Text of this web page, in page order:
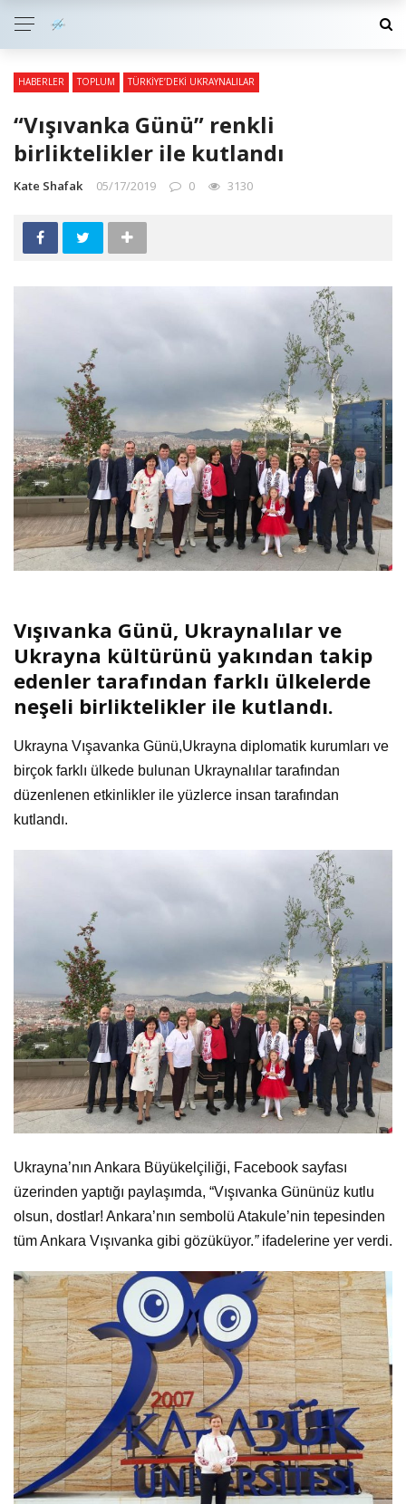
HABERLER TOPLUM TÜRKIYE’DEKI UKRAYNALILAR
“Vışıvanka Günü” renkli
birliktelikler ile kutlandı
Kate Shafak 05/17/2019 0 3130
Vışıvanka Günü, Ukraynalılar ve
Ukrayna kültürünü yakından takip
edenler tarafından farklı ülkelerde
neşeli birliktelikler ile kutlandı.
Ukrayna Vışavanka Günü,Ukrayna diplomatik kurumları ve
birçok farklı ülkede bulunan Ukraynalılar tarafından
düzenlenen etkinlikler ile yüzlerce insan tarafından
kutlandı.
Ukrayna’nın Ankara Büyükelçiliği, Facebook sayfası
üzerinden yaptığı paylaşımda, “Vışıvanka Gününüz kutlu
olsun, dostlar! Ankara’nın sembolü Atakule’nin tepesinden
tüm Ankara Vışıvanka gibi gözüküyor.” ifadelerine yer verdi.